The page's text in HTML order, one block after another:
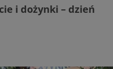
i dożynki – dzień